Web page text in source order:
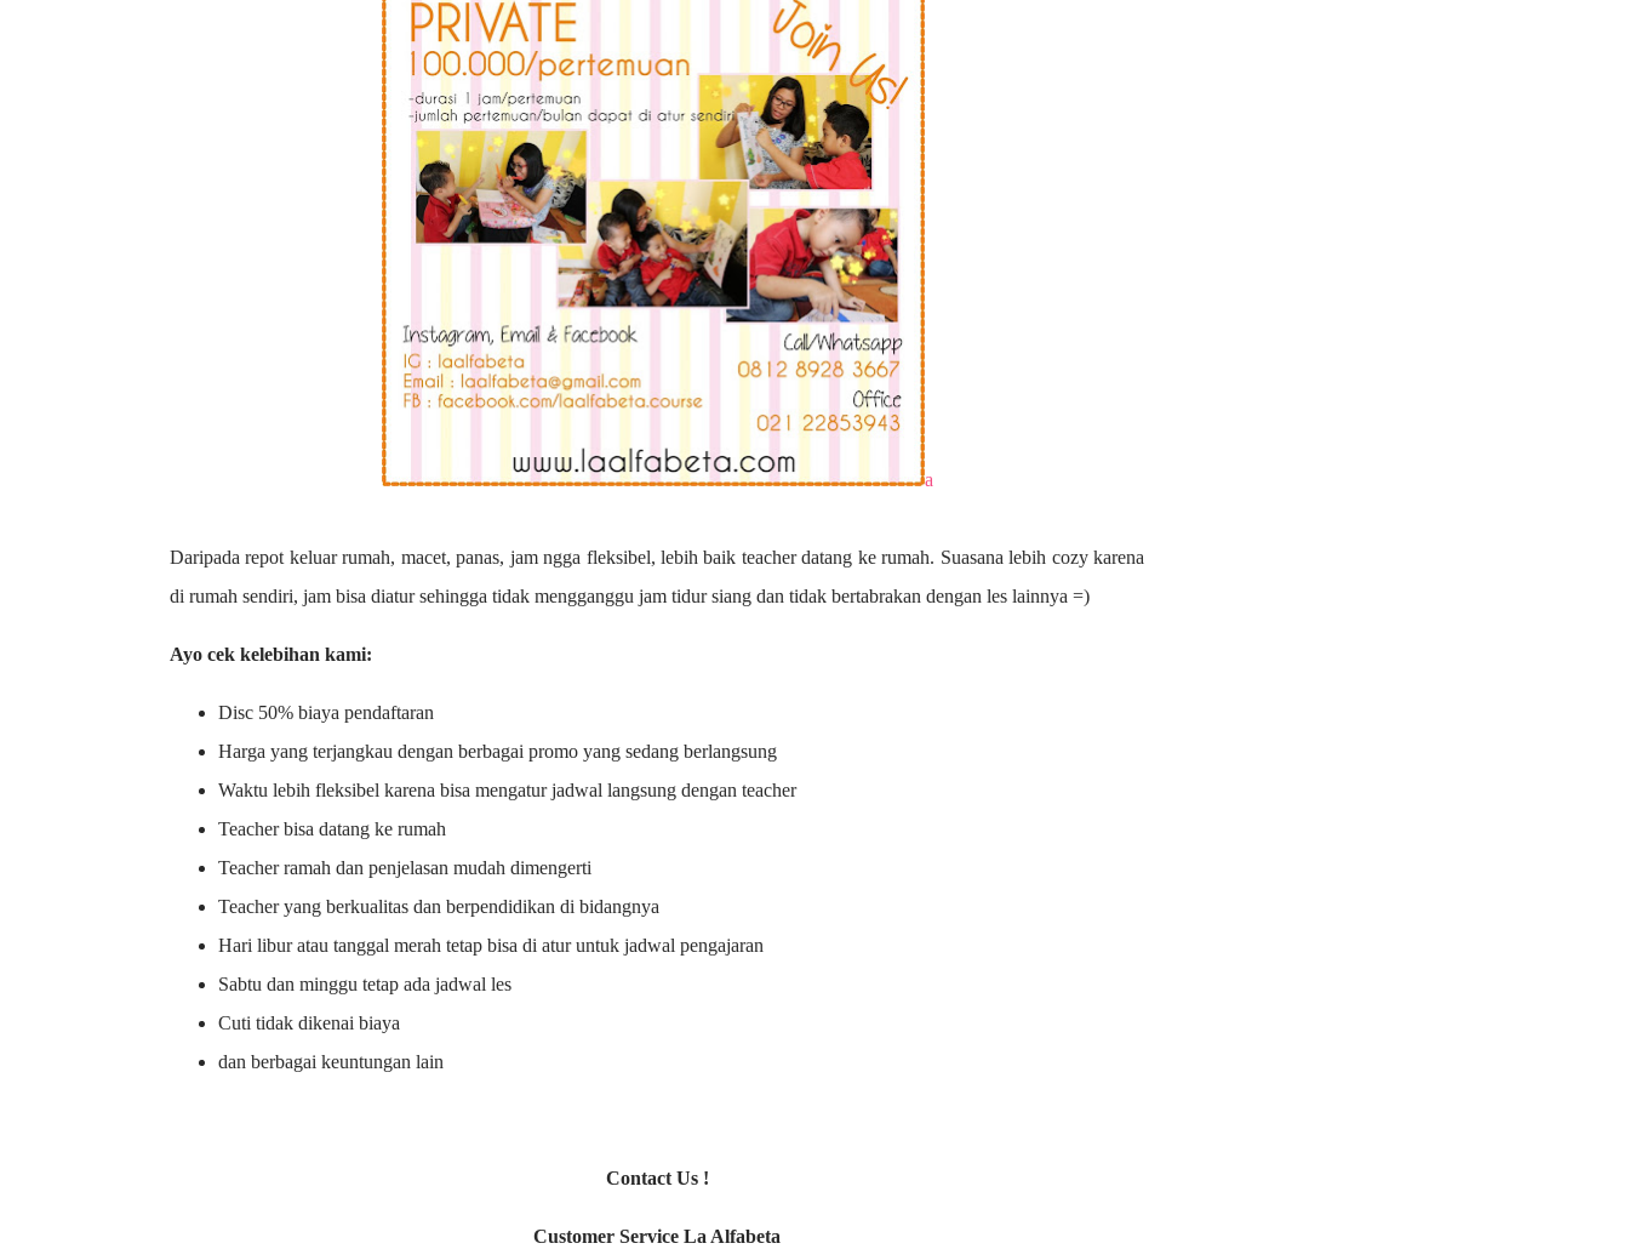
a
Daripada repot keluar rumah, macet, panas, jam ngga fleksibel, lebih baik teacher datang ke rumah. Suasana lebih cozy karena
di rumah sendiri, jam bisa diatur sehingga tidak mengganggu jam tidur siang dan tidak bertabrakan dengan les lainnya =)
Ayo cek kelebihan kami:
Disc 50% biaya pendaftaran
Harga yang terjangkau dengan berbagai promo yang sedang berlangsung
Waktu lebih fleksibel karena bisa mengatur jadwal langsung dengan teacher
Teacher bisa datang ke rumah
Teacher ramah dan penjelasan mudah dimengerti
Teacher yang berkualitas dan berpendidikan di bidangnya
Hari libur atau tanggal merah tetap bisa di atur untuk jadwal pengajaran
Sabtu dan minggu tetap ada jadwal les
Cuti tidak dikenai biaya
dan berbagai keuntungan lain
Contact Us !
Customer Service La Alfabeta